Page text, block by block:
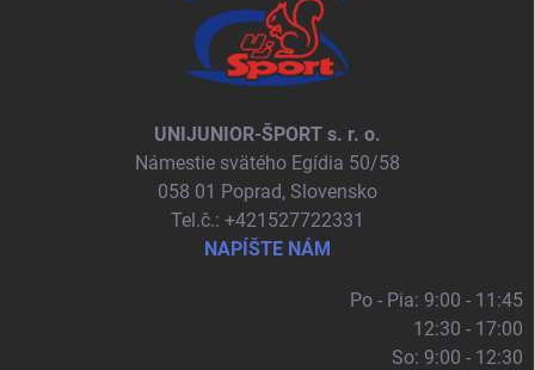
UNIJUNIOR-ŠPORT s. r. o.
Námestie svätého Egídia 50/58
058 01 Poprad, Slovensko
Tel.č.: +421527722331
NAPÍŠTE NÁM
Po - Pia: 9:00 - 11:45
12:30 - 17:00
So: 9:00 - 12:30